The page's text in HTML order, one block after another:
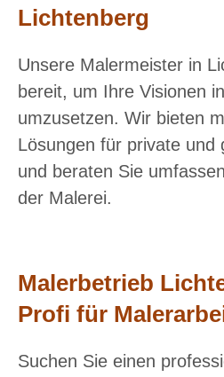
Lichtenberg
Unsere Malermeister in
bereit, um Ihre Visionen
umzusetzen. Wir bieten
Lösungen für private und
und beraten Sie
der Malerei.
Malerbetrieb
Profi für
Suchen Sie einen